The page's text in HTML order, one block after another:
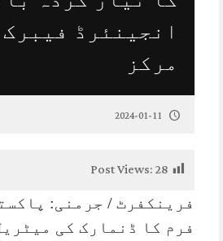
انجینئرڈ
مرکز
2024-01-11
Post Views:28
فرینکفرٹ / جرمنی:
فرم کا ڈنمارک کی